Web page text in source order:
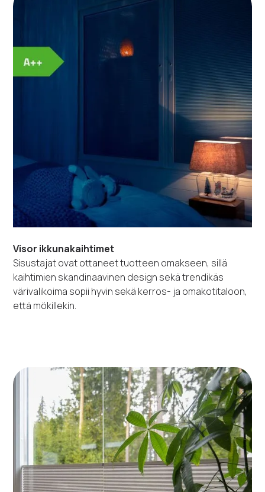
Visor ikkunakaihtimet
Sisustajat ovat ottaneet tuotteen omakseen, sillä
kaihtimien skandinaavinen design sekä trendikäs
värivalikoima sopii hyvin sekä kerros- ja omakotitaloon,
että mökillekin.